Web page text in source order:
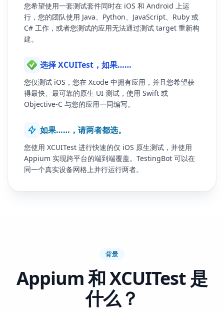
您希望使用一套测试套件同时在 iOS 和 Android 上运
行，您的团队使用 Java、Python、JavaScript、Ruby 或
C# 工作，或者您测试的应用无法通过测试 target 重新构
建。
选择 XCUITest，如果……
您仅测试 iOS，您在 Xcode 中拥有应用，并且您希望获
得最快、最可靠的原生 UI 测试，使用 Swift 或
Objective-C 与您的应用一同编写。
如果……，请两者都选。
您使用 XCUITest 进行快速的仅 iOS 原生测试，并使用
Appium 实现跨平台的端到端覆盖。TestingBot 可以在
同一个真实设备网格上并行运行两者。
背景
Appium 和 XCUITest 是
什么？